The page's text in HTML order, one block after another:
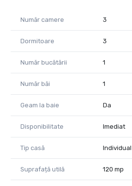
Număr camere 3
Dormitoare 3
Număr bucătării 1
Număr băi 1
Geam la baie Da
Disponibilitate Imediat
Tip casă Individual
Suprafață utilă 120 mp